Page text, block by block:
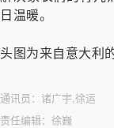
日温暖。
头图为来自意大利
通讯员： 诸广宇,徐运
责任编辑： 徐巍